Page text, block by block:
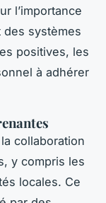
l’importance
systèmes
positives, les
à adhérer
collaboration
y compris les
locales. Ce